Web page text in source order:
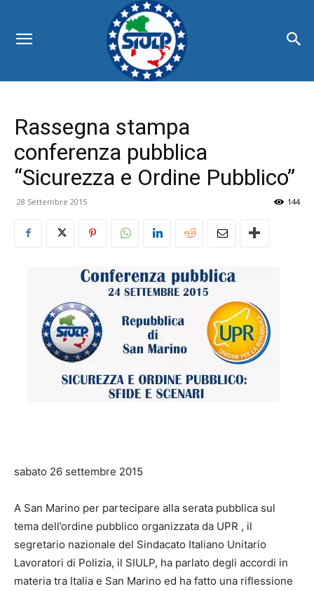
Rassegna stampa
conferenza pubblica
“Sicurezza e Ordine Pubblico”
28 Settembre 2015 144
sabato 26 settembre 2015
A San Marino per partecipare alla serata pubblica sul
tema dell’ordine pubblico organizzata da UPR , il
segretario nazionale del Sindacato Italiano Unitario
Lavoratori di Polizia, il SIULP, ha parlato degli accordi in
materia tra Italia e San Marino ed ha fatto una riflessione